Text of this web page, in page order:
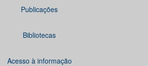
Publicações
Bibliotecas
Acesso à informação